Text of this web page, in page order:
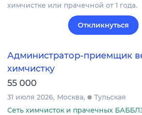
химчистке или прачечной от 1 года.
Откликнуться
Администратор-приемщик
химчистку
55 000
31 июля 2026 Москва
Тульская
Сеть химчисток и прачечных